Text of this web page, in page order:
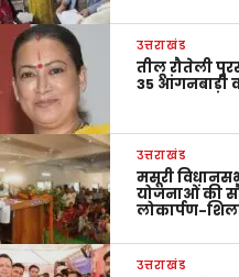
उत्तराखंड
तीलू रौतेली
35 आंगनबाड़ी
उत्तराखंड
मसूरी
योजनाओं की
लोकार्पण-
उत्तराखंड